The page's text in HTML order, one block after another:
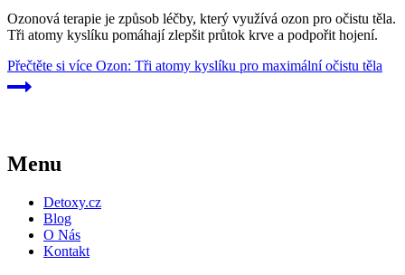
Ozonová terapie je způsob léčby, který využívá ozon pro očistu těla.
Tři atomy kyslíku pomáhají zlepšit průtok krve a podpořit hojení.
Přečtěte si více Ozon: Tři atomy kyslíku pro maximální očistu těla
Menu
Detoxy.cz
Blog
O Nás
Kontakt